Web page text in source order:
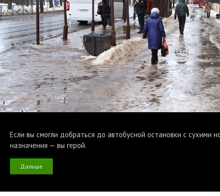
Если вы смогли добраться до автобусной остановки с сухими
назначения — вы герой.
Дальше